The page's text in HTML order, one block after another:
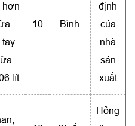
hơn
lít
10 Bình
định
của
nhà
sản
xuất
Hỏng